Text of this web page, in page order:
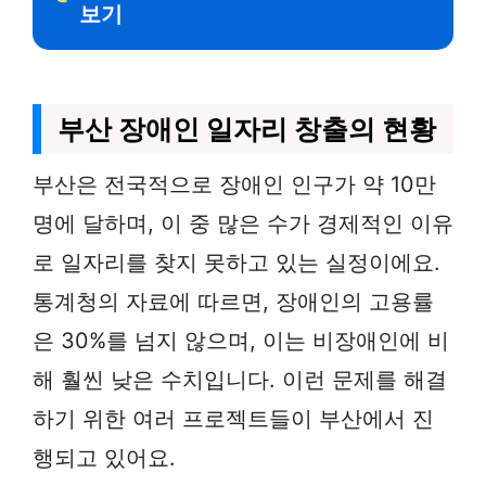
보기
부산 장애인 일자리 창출의 현황
부산은 전국적으로 장애인 인구가 약 10만
명에 달하며, 이 중 많은 수가 경제적인 이유
로 일자리를 찾지 못하고 있는 실정이에요.
통계청의 자료에 따르면, 장애인의 고용률
은 30%를 넘지 않으며, 이는 비장애인에 비
해 훨씬 낮은 수치입니다. 이런 문제를 해결
하기 위한 여러 프로젝트들이 부산에서 진
행되고 있어요.